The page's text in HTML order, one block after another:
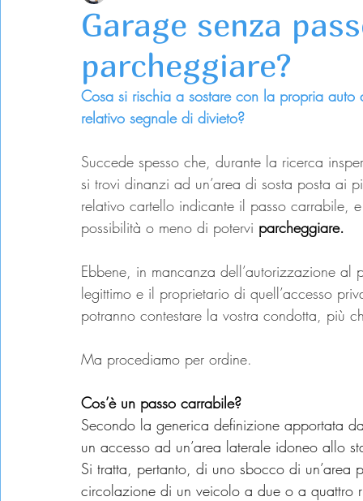
Garage senza
parcheggiare?
Cosa si rischia a sostare con la propria
relativo segnale di divieto?
Succede spesso che, durante la ricerca
si trovi dinanzi ad un’area di sosta posta ai
relativo cartello indicante il passo carrabile,
possibilità o meno di potervi parcheggiare.
Ebbene, in mancanza dell’autorizzazione
legittimo e il proprietario di quell’accesso
potranno contestare la vostra condotta, più
Ma procediamo per ordine.
Cos’è un passo carrabile?
Secondo la generica definizione apportata
un accesso ad un’area laterale idoneo allo
Si tratta, pertanto, di uno sbocco di
circolazione di un veicolo a due o a quattro